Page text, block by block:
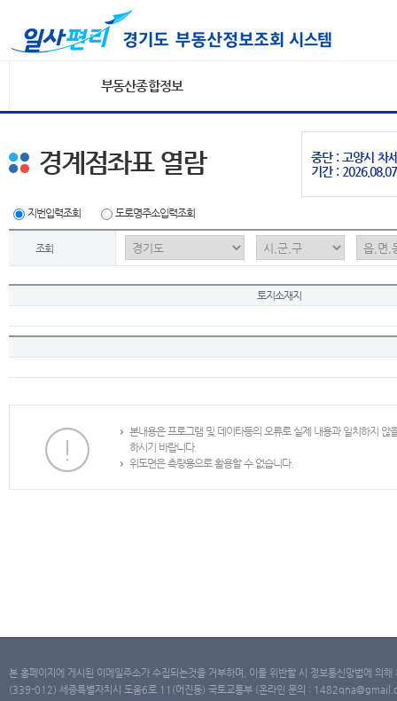
부동산종합정보
중단 : 고양시 차
기간 :
경계점좌표 열람
지번입력조회 도로명주소입력조회
조회
토지소재지
본내용은 프로그램 및 데이타등의 오류로 실제 내용과 일치하지
하시기 바랍니다.
위도면은 측량용으로 활용할 수 없습니다.
본 홈페이지에 게시된 이메일주소가 수집되는것을 거부하며, 이를 위반할 시 정보통신망법에 의
(339-012) 세종특별자치시 도움6로 11(어진동) 국토교통부 (온라인 문의 :